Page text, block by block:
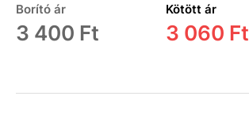
Borító ár
3 400 Ft
Kötött ár
3 060 Ft